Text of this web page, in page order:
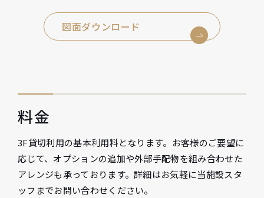
図面ダウンロード
料金
3F貸切利用の基本利用料となります。お客様のご要望に
応じて、オプションの追加や外部手配物を組み合わせた
アレンジも承っております。詳細はお気軽に当施設スタ
ッフまでお問い合わせください。